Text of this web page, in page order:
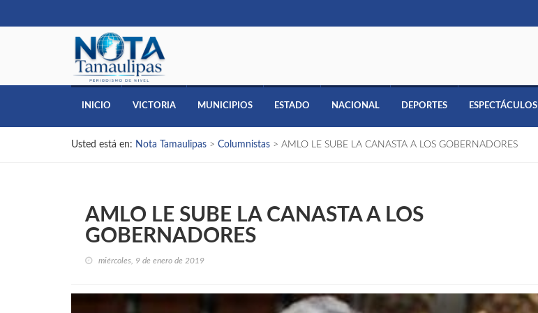
INICIO VICTORIA MUNICIPIOS ESTADO NACIONAL DEPORTES ESPECTÁCULOS
Usted está en: Nota Tamaulipas > Columnistas > AMLO LE SUBE LA CANASTA A LOS GOBERNADORES
AMLO LE SUBE LA CANASTA A LOS
GOBERNADORES
miércoles, 9 de enero de 2019